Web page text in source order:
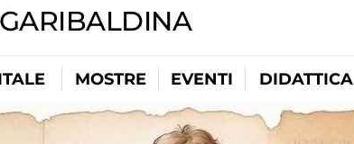
MOSTRE EVENTI DIDATTICA